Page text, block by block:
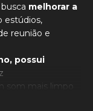
melhorar a
estúdios,
reunião e
possui
som mais limpo